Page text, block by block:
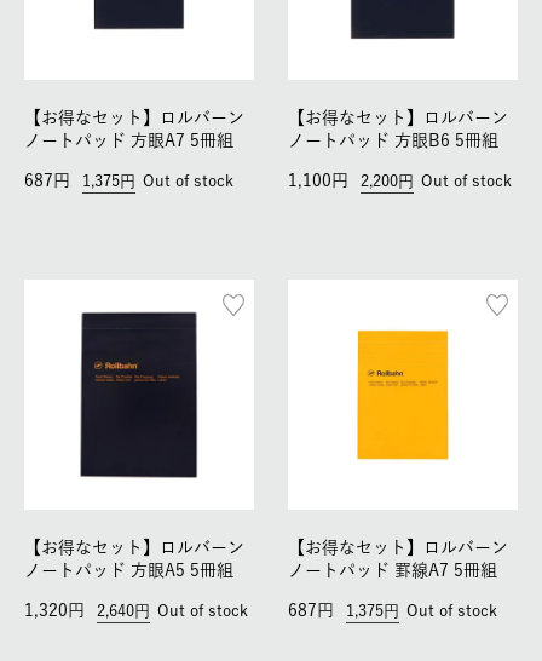
【お得なセット】ロルバーン
ノートパッド 方眼A7 5冊組
1,375
687 Out of stock
【お得なセット】ロルバーン
ノートパッド 方眼B6 5冊組
2,200
1,100 Out of stock
【お得なセット】ロルバーン
ノートパッド 方眼A5 5冊組
2,640
1,320 Out of stock
【お得なセット】ロルバーン
ノートパッド 罫線A7 5冊組
1,375
687 Out of stock